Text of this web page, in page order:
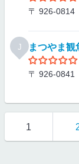
〒 926-
J まつやま観
〒 926-
1